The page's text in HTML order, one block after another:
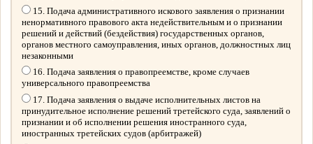
15. Подача административного искового заявления о признании
ненормативного правового акта недействительным и о признании
решений и действий (бездействия) государственных органов,
органов местного самоуправления, иных органов, должностных лиц
незаконными
16. Подача заявления о правопреемстве, кроме случаев
универсального правопреемства
17. Подача заявления о выдаче исполнительных листов на
принудительное исполнение решений третейского суда, заявлений о
признании и об исполнении решения иностранного суда,
иностранных третейских судов (арбитражей)